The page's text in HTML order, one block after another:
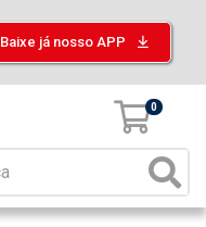
Baixe já nosso APP
0